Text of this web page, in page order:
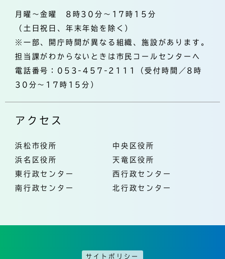
月曜～金曜 8時30分～17時15分
（土日祝日、年末年始を除く）
※一部、開庁時間が異なる組織、施設があります。
担当課がわからないときは市民コールセンターへ
電話番号：053-457-2111（受付時間／8時
30分～17時15分）
アクセス
浜松市役所
中央区役所
浜名区役所
天竜区役所
東行政センター
西行政センター
南行政センター
北行政センター
サイトポリシー